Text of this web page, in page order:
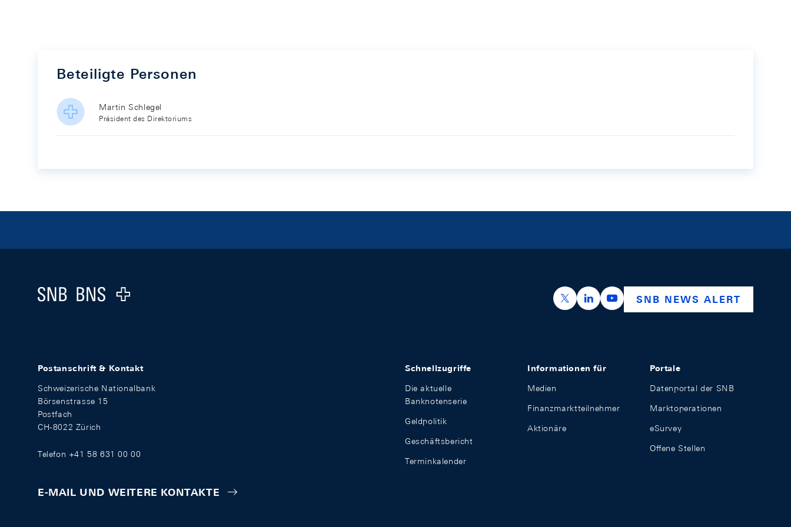
Beteiligte Personen
Martin Schlegel
Präsident des Direktoriums
Logo
https://x.com/snb_bns
https://ch.linkedin.com/company/swiss-
https://www.youtube.com/
SNB NEWS ALERT
Postanschrift & Kontakt
Schweizerische Nationalbank
Börsenstrasse 15
Postfach
CH-8022 Zürich
Telefon +41 58 631 00 00
E-MAIL UND WEITERE KONTAKTE
Schnellzugriffe
Die aktuelle
Banknotenserie
Geldpolitik
Geschäftsbericht
Terminkalender
Informationen für
Medien
Finanzmarktteilnehmer
Aktionäre
Portale
Datenportal der SNB
Marktoperationen
eSurvey
Offene Stellen